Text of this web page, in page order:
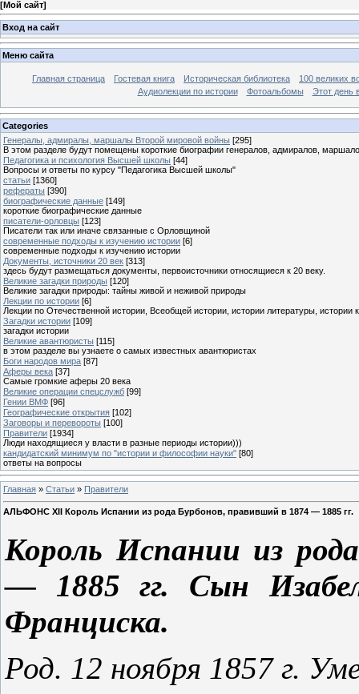
[Мой сайт]
Вход на сайт
Меню сайта
Главная страница Гостевая книга Историческая библиотека
100 великих
Аудиолекции по истории
Фотоальбомы Этот день
Categories
Генералы, адмиралы, маршалы Второй мировой войны [295]
В этом разделе будут помещены короткие биографии генералов, адмиралов,
Педагогика и психология Высшей школы [44]
Вопросы и ответы по курсу "Педагогика Высшей школы"
статьи [1360]
рефераты [390]
биографические данные [149]
короткие биографические данные
писатели-орловцы [123]
Писатели так или иначе связанные с Орловщиной
современные подходы к изучению истории [6]
современные подходы к изучению истории
Документы, источники 20 век [313]
здесь будут размещаться документы, первоисточники относящиеся к 20 веку.
Великие загадки природы [120]
Великие загадки природы: тайны живой и неживой природы
Лекции по истории [6]
Лекции по Отечественной истории, Всеобщей истории, истории литературы, истории
Загадки истории [109]
загадки истории
Великие авантюристы [115]
в этом разделе вы узнаете о самых известных авантюристах
Боги народов мира [87]
Аферы века [37]
Самые громкие аферы 20 века
Великие операции спецслужб [99]
Гении ВМФ [96]
Географические открытия [102]
Заговоры и перевороты [100]
Правители [1934]
Люди находящиеся у власти в разные периоды истории)))
кандидатский минимум по "истории и философии науки" [80]
ответы на вопросы
Главная » Статьи » Правители
АЛЬФОНС XII Король Испании из рода Бурбонов, правивший в 1874 — 1885 гг.
Король Испании из
— 1885 гг. Сын
Франциска.
Род. 12 ноября 1857 г.